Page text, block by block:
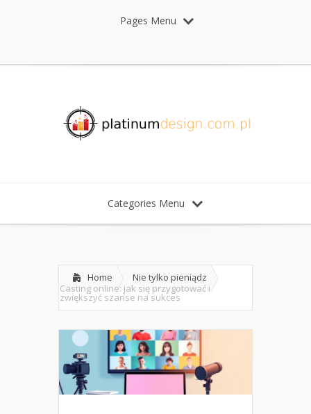
Pages Menu
Categories Menu
Home
Nie tylko pieniądz
Casting online: jak się przygotować i
zwiększyć szanse na sukces